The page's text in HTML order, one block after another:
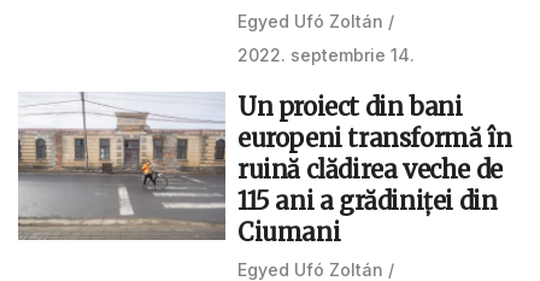
Egyed Ufó Zoltán
2022. septembrie 14.
Un proiect din bani
europeni transformă în
ruină clădirea veche de
115 ani a grădiniței din
Ciumani
Egyed Ufó Zoltán